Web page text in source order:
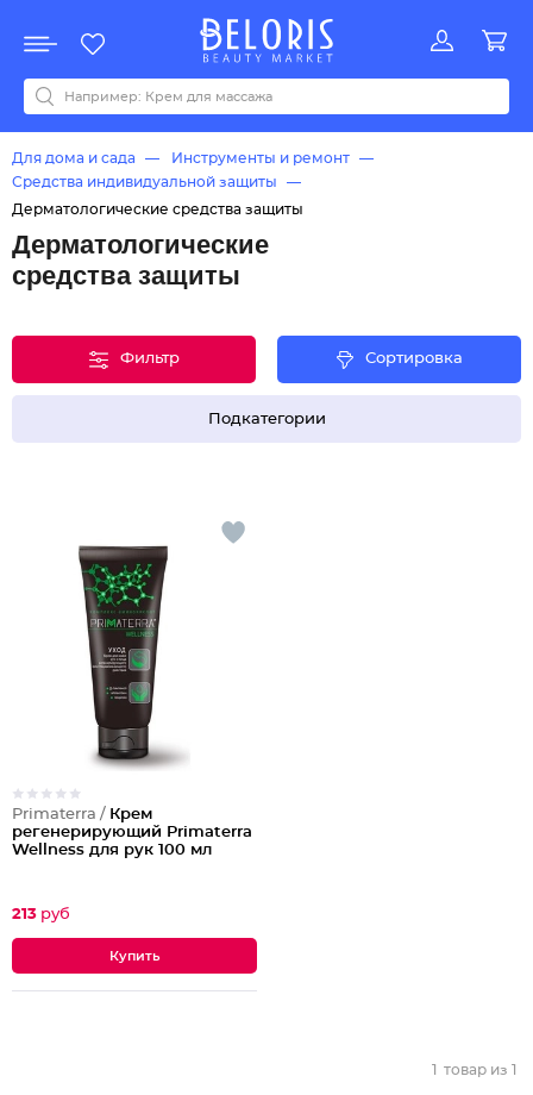
Акции
Все бренды
0-9ABCDEFGHIJKLMNOPQRSTUVWYZАБВДЗИМОКЛНПРСТУФ
Для дома и сада
Инструменты и ремонт
Средства индивидуальной защиты
Дерматологические средства защиты
Дерматологические
средства защиты
Фильтр Сортировка
Подкатегории
Primaterra / Крем
регенерирующий Primaterra
Wellness для рук 100 мл
213 руб
1 товар из 1